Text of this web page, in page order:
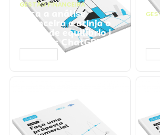
GESTÃO FINANCEIRA
Faça a análise
financeira e atinja o
ponto de equilíbrio |
Prompts ChatGPT